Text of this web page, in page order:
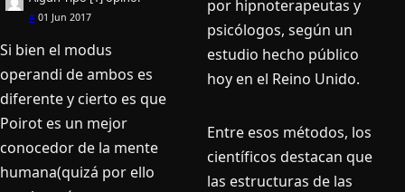
# 01 Jun 2017
Si bien el modus
operandi de ambos es
diferente y cierto es que
Poirot es un mejor
conocedor de la mente
humana(quizá por ello
por hipnoterapeutas y
psicólogos, según un
estudio hecho público
hoy en el Reino Unido.
Entre esos métodos, los
científicos destacan que
las estructuras de las